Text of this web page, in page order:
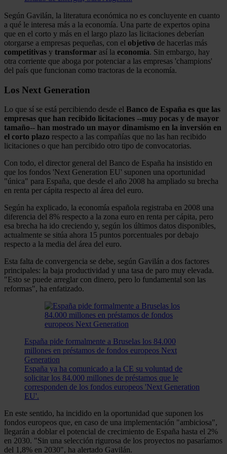
Según Gavilán, la literatura económica no es concluyente en cuanto
a qué le interesa más a la economía. Una parte de expertos opina
que en el corto y más en el largo plazo las licitaciones deberían
otorgarse a empresas pequeñas, con el objetivo de hacerlas más
competitivas y transformar así la economía. Sin embargo, hay
otra corriente que aboga por potenciar a las empresas 'champions'
del país que funcionan como tractoras de la economía.
Los Next Generation
Lo que sí se está percibiendo desde el Banco de España es que las
empresas que han recibido licitaciones --muy pocas y de mayor
tamaño-- han mostrado un mayor dinamismo en la inversión en
el corto plazo respecto a las compañías que no las han recibido
licitaciones o que han percibido otro tipo de convocatorias.
Con todo, el director general del Banco de España ha insistido en
que los fondos 'Next Generation EU' suponen una oportunidad
"única" para España, que desde el año 2008 ha ampliado su brecha
en renta per cápita respecto al área del euro.
Según ha explicado, la economía española registraba en 2008 una
diferencia del 8% respecto a la zona euro en renta per cápita, pero
esa brecha ha ido creciendo y, según los últimos datos disponibles,
actualmente se sitúa ahora 15 puntos porcentuales por debajo
respecto a la media del área del euro.
Esta falta de convergencia se debe, según Gavilán a dos factores
principales: la baja productividad y una tasa de paro muy elevada.
"Esto se puede arreglar con dinero, pero lo fundamental son las
reformas", ha enfatizado.
España pide formalmente a Bruselas los 84.000
millones en préstamos de fondos europeos Next
Generation
España ya ha comunicado a la CE su voluntad de
solicitar los 84.000 millones de préstamos que le
corresponden de los fondos europeos 'Next Generation
EU'.
En este sentido, ha incidido en la oportunidad que suponen los
fondos europeos que, en caso de una implementación "ambiciosa",
llegarán a doblar el potencial de crecimiento de España hasta el 2%
en 2030. "Sin una selección rigurosa de los proyectos no pasaríamos
del 1,8% en 2030", ha alertado Gavilán.